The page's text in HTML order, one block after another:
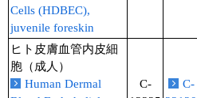
Cells (HDBEC),
juvenile foreskin
ヒト皮膚血管内皮細
胞（成人）
Human Dermal
C-
C-